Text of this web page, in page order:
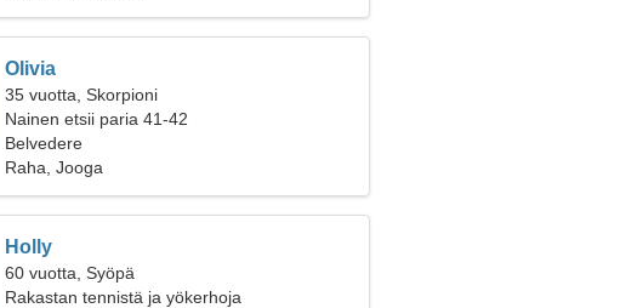
Olivia
35 vuotta, Skorpioni
Nainen etsii paria 41-42
Belvedere
Raha, Jooga
Holly
60 vuotta, Syöpä
Rakastan tennistä ja yökerhoja